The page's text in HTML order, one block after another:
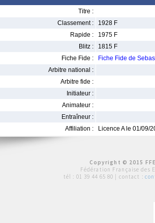
Titre :
Classement :
1928 F
Rapide :
1975 F
Blitz :
1815 F
Fiche Fide :
Fiche Fide de
Arbitre national :
Arbitre fide :
Initiateur :
Animateur :
Entraîneur :
Affiliation :
Licence A le 01/09/
Copyright © 2015
Fédération Française des
tél : 01 39 44 65 80 | contact :